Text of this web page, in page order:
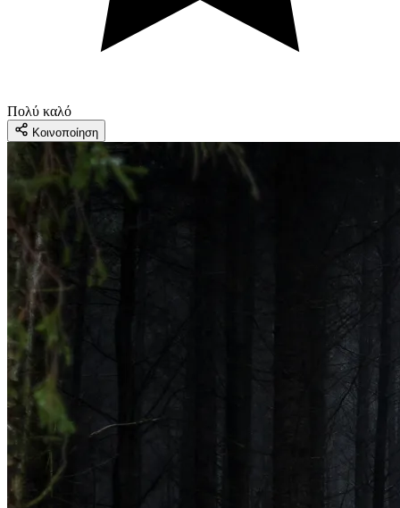
Πολύ καλό
Κοινοποίηση